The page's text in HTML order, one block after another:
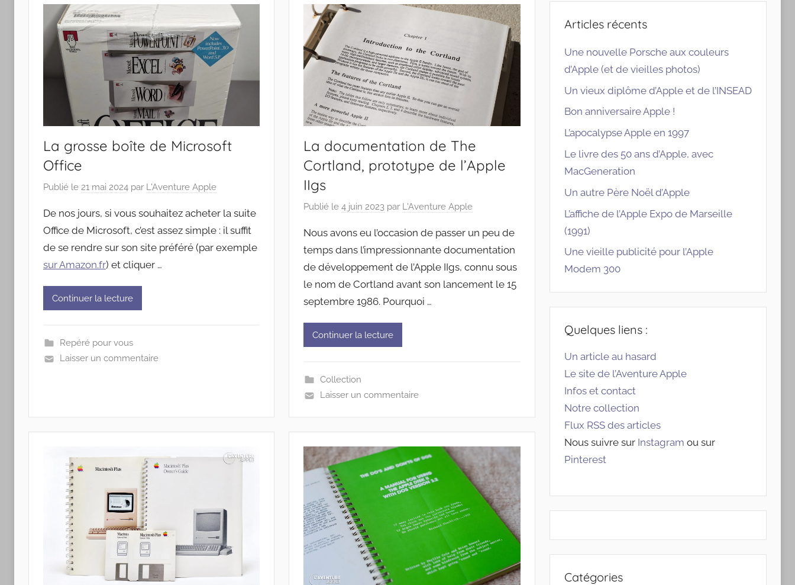
Apple
La grosse boîte de Microsoft
Office
Publié le 21 mai 2024 par L'Aventure Apple
De nos jours, si vous souhaitez acheter la suite
Office de Microsoft, c’est assez simple : il suffit
de se rendre sur son site préféré (par exemple
sur Amazon.fr) et cliquer …
Continuer la lecture
Repéré pour vous
Laisser un commentaire
La documentation de The
Cortland, prototype de l’Apple
IIgs
Publié le4 juin 2023 par L'Aventure Apple
Nous avons eu l’occasion de passer un peu de
temps dans l’impressionnante documentation
de développement de l’Apple IIgs, connu sous
le nom de Cortland avant son lancement le 15
septembre 1986. Pourquoi …
Continuer la lecture
Collection
Laisser un commentaire
Articles récents
Une nouvelle Porsche aux couleurs
d’Apple (et de vieilles photos)
Un vieux diplôme d’Apple et de l’INSEAD
Bon anniversaire Apple !
L’apocalypse Apple en 1997
Le livre des 50 ans d’Apple, avec
MacGeneration
Un autre Père Noël d’Apple
L’affiche de l’Apple Expo de Marseille
(1991)
Une vieille publicité pour l’Apple
Modem 300
Quelques liens :
Un article au hasard
Le site de l’Aventure Apple
Infos et contact
Notre collection
Flux RSS des articles
Nous suivre sur Instagram ou sur
Pinterest
Catégories